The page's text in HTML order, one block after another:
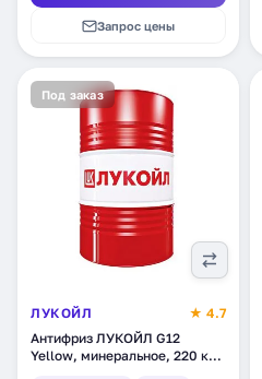
Запрос цены
Под заказ
ЛУКОЙЛ
★ 4.7
Антифриз ЛУКОЙЛ G12
Yellow, минеральное, 220 кг